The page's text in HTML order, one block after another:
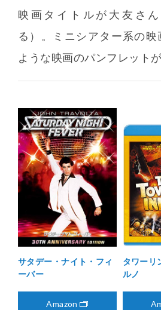
映画タイトルが大友さ
る）。ミニシアター系の映
ような映画のパンフレット
サタデー・ナイト・フィ
ーバー
Amazon
タワーリ
ルノ